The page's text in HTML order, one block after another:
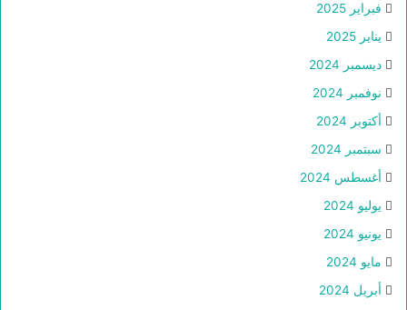
فبراير 2025
يناير 2025
ديسمبر 2024
نوفمبر 2024
أكتوبر 2024
سبتمبر 2024
أغسطس 2024
يوليو 2024
يونيو 2024
مايو 2024
أبريل 2024